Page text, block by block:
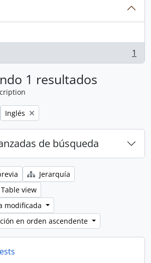
1
1 resultados
Remove filter:
Inglés
de búsqueda
Jerarquía
Table view
modificada
en orden ascendente